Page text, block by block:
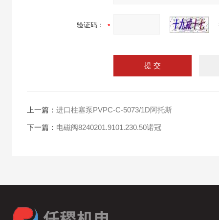
验证码：
上一篇： 进口柱塞泵PVPC-C-5073/1D阿托斯
下一篇： 电磁阀8240201.9101.230.50诺冠